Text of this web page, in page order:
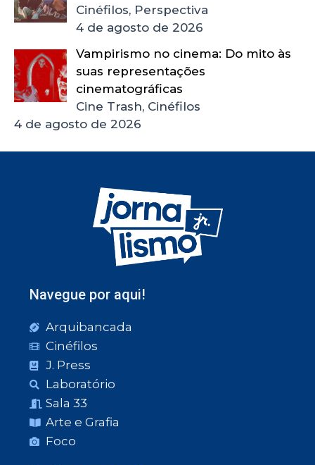
Cinéfilos, Perspectiva
4 de agosto de 2026
Vampirismo no cinema: Do mito às
suas representações
cinematográficas
Cine Trash, Cinéfilos
4 de agosto de 2026
Navegue por aqui!
Arquibancada
Cinéfilos
J. Press
Laboratório
Sala 33
Arte e Grafia
Foco